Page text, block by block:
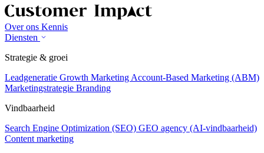
Over ons Kennis
Diensten
Strategie & groei
Leadgeneratie Growth Marketing Account-Based Marketing (ABM)
Marketingstrategie Branding
Vindbaarheid
Search Engine Optimization (SEO) GEO agency (AI-vindbaarheid)
Content marketing